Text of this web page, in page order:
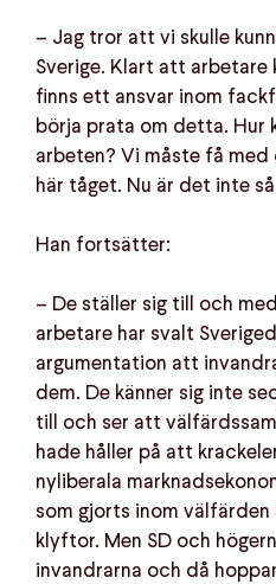
– Jag tror att vi skulle
Sverige. Klart att arbetare
finns ett ansvar inom
börja prata om detta. Hur
arbeten? Vi måste få med
här tåget. Nu är det inte
Han fortsätter:
– De ställer sig till och
arbetare har svalt
argumentation att
dem. De känner sig inte
till och ser att
hade håller på att
nyliberala
som gjorts inom välfärden
klyftor. Men SD och
invandrarna och då